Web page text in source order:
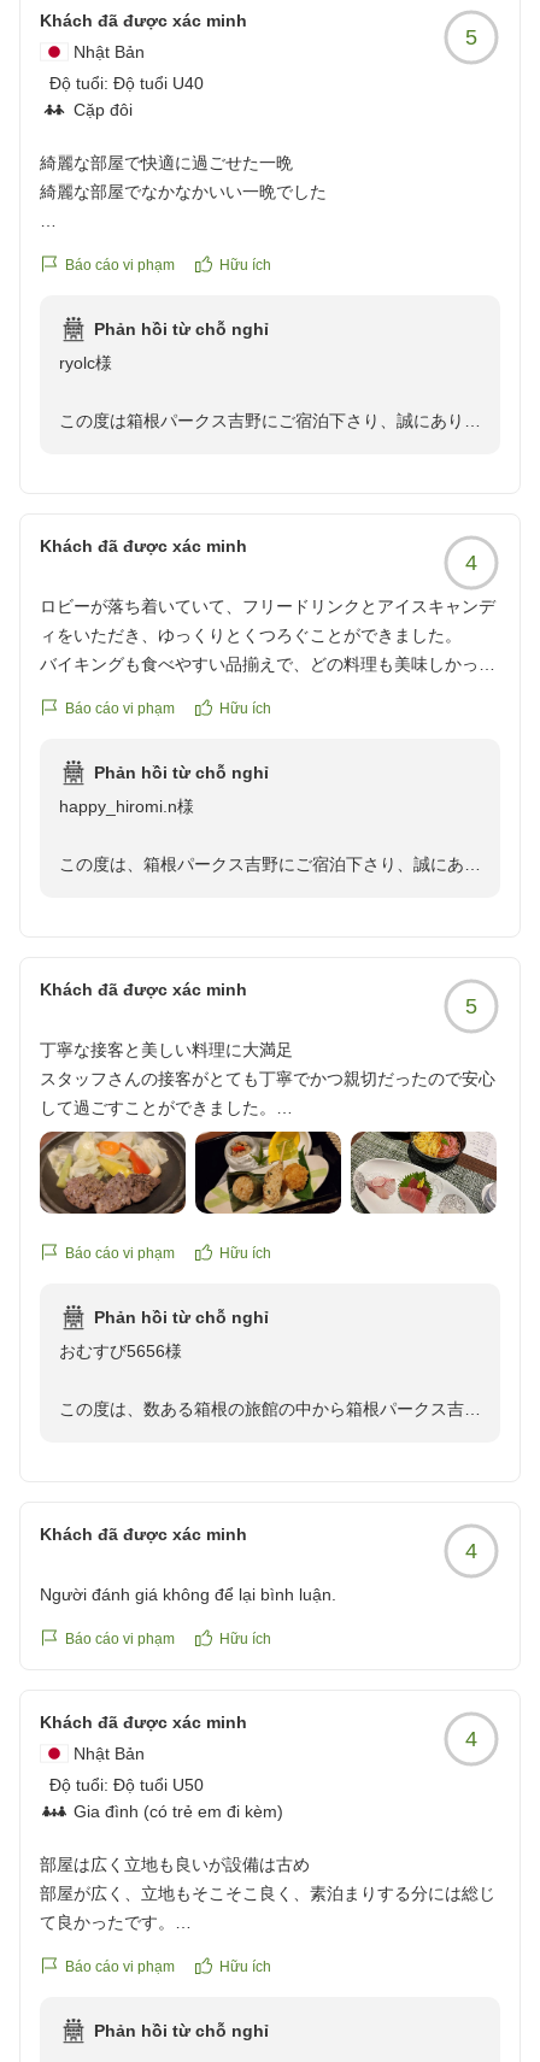
持ちとご不便をおかけいたしましたことを、深くお詫び
申し上げます。本来であれば、いつお越しいただいても
気持ちよくお過ごしいただける状態でお迎えすべきとこ
ろ、配慮と確認が不足しておりました。
掃・確認手順の徹底を図ってまいります。
そのような不備があったにもかかわらず、雨の中での早
や朝食にご満足いただけたことが、せめてもの救いでご
次回お越しいただいた際には、お部屋の清掃を含め、す
べての面で心からご満足いただけるご滞在をご提供でき
いります。箱根にお越しの際には、当館へのご来館をご
Khách đã được xác minh
Nhật Bản
Độ tuổi: Độ tuổi U40
Cặp đôi
5
綺麗な部屋で快適に過ごせた一晩
綺麗な部屋でなかなかいい一晩でした
https://review.travel.rakuten.co.jp/hotel/voice/9669?
Báo cáo vi phạm Hữu ích
Phản hồi từ chỗ nghỉ
ryolc様
この度は箱根パークス吉野にご宿泊下さり、誠にありが
お部屋の清潔感や快適さにつきまして「なかなかいい一
晩でした」とのお言葉を頂戴し、大変嬉しく拝読いたし
ました。
提供できるよう、お部屋の清掃や環境づくりに一層努め
また箱根にお越しの際は、ぜひ当館へお立ち寄りくださ
またのお越しを、スタッフ一同心よりお待ち申し上げて
おります。この度は、ご利用誠にありがとうございまし
Khách đã được xác minh
4
ロビーが落ち着いていて、フリードリンクとアイスキャンデ
ィをいただき、ゆっくりとくつろぐことができました。
バイキングも食べやすい品揃えで、どの料理も美味しかった
駅から行くときは、上り坂なのでバスで行きました。帰りは
クチコミの詳細はこちらから
https://review.travel.rakuten.co.jp/hotel/voice/9669?
Báo cáo vi phạm Hữu ích
Phản hồi từ chỗ nghỉ
happy_hiromi.n様
この度は、箱根パークス吉野にご宿泊下さり、誠にあり
ロビーでのフリードリンクやアイスキャンディととも
に、ゆっくりとお寛ぎいただけたとのこと、大変嬉しく
拝読いたしました。
また、朝食のバイキングにつきましても「どの料理も美
味しかった」とお褒めの言葉をいただき、調理スタッ
ます。
当館までの道のりにつきましても、行きはバス、お帰り
は川沿いの散歩道を歩かれたとのこと、箱根の自然や季
節の景色をお楽しみいただけたようで何よりでございま
す。
これからも、皆さまに心身ともにリラックスしていただ
まいります。またのお越しを、スタッフ一同心よりお待
Khách đã được xác minh
5
丁寧な接客と美しい料理に大満足
スタッフさんの接客がとても丁寧でかつ親切だったので安心
して過ごすことができました。
お料理も味はもちろん、彩りや見た目も美しく、見て楽しめ
ました。
お部屋も清潔感がありのんびり寛ぐことができました、
クチコミの詳細はこちらから
reviewId=33123478226200
Báo cáo vi phạm Hữu ích
Phản hồi từ chỗ nghỉ
おむすび5656様
この度は、数ある箱根の旅館の中から箱根パークス吉野
スタッフの接客につきまして「安心して過ごすことがで
きた」とのお言葉を頂戴し、大変嬉しく拝読いたしまし
た。私どもにとりまして、お客様に寄り添ったおもてな
す。
なっております。箱根の季節の味覚を目でも舌でもご堪
能いただけたようで幸いです。
お部屋でごゆっくりとお寛ぎいただき、旅の疲れを癒や
していただけたのでしたら、これ以上の幸せはございま
「また機会があれば是非利用したい」というありがたい
お言葉を胸に、今後も皆様によりご満足いただける空間
とおもてなしを提供できるよう、スタッフ一同精進して
まいります。
ぜひまた季節を変えて、日頃の羽を伸ばしにお越しくだ
さいませ。
Khách đã được xác minh
4
Người đánh giá không để lại bình luận.
Báo cáo vi phạm Hữu ích
Khách đã được xác minh
Nhật Bản
Độ tuổi: Độ tuổi U50
Gia đình (có trẻ em đi kèm)
4
部屋は広く立地も良いが設備は古め
部屋が広く、立地もそこそこ良く、素泊まりする分には総じ
て良かったです。
在して過ごす用途には物足りないかも知れません。
https://review.travel.rakuten.co.jp/hotel/voice/9669?
Báo cáo vi phạm Hữu ích
Phản hồi từ chỗ nghỉ